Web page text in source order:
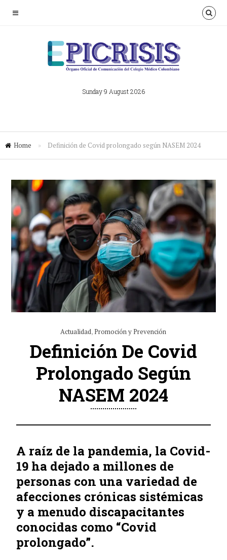
Sunday 9 August 2026
Home » Definición de Covid prolongado según NASEM 2024
Actualidad,Promoción y Prevención
Definición De Covid
Prolongado Según
NASEM 2024
A raíz de la pandemia, la Covid-
19 ha dejado a millones de
personas con una variedad de
afecciones crónicas sistémicas
y a menudo discapacitantes
conocidas como “Covid
prolongado”.